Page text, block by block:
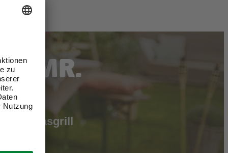
MR.
zum Gasgrill